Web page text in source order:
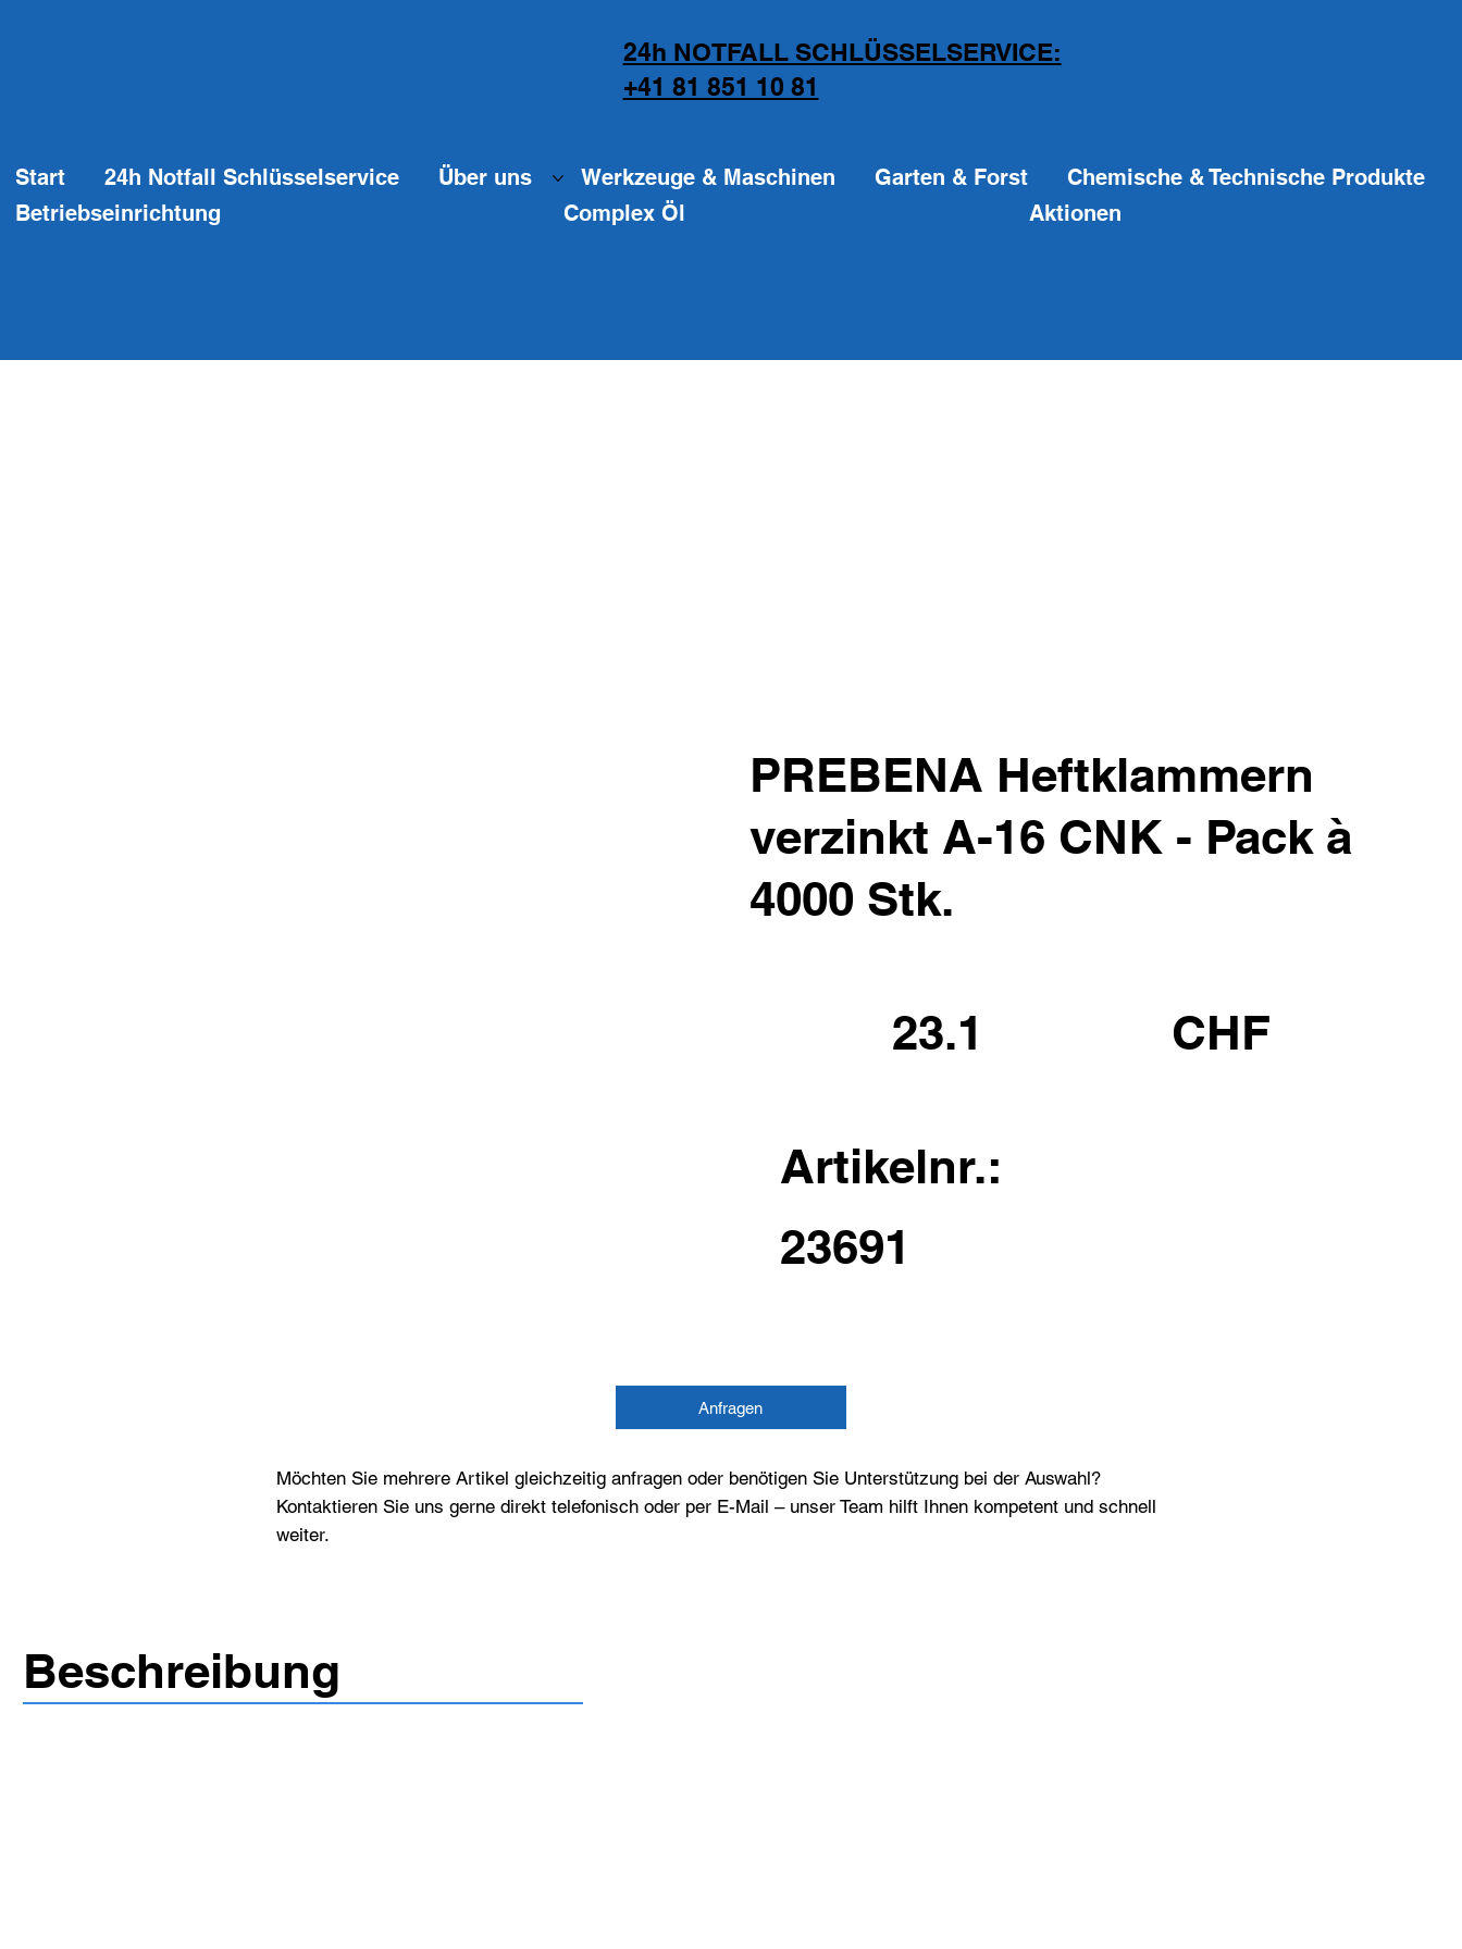
24h NOTFALL SCHLÜSSELSERVICE:
+41 81 851 10 81
Start 24h Notfall Schlüsselservice Über uns Werkzeuge & Maschinen Garten & Forst
Chemische & Technische Produkte
Betriebseinrichtung
Complex Öl Aktionen
PREBENA Heftklammern
verzinkt A-16 CNK - Pack à
4000 Stk.
23.1 CHF
Artikelnr.:
23691
Anfragen
Möchten Sie mehrere Artikel gleichzeitig anfragen oder benötigen Sie Unterstützung bei der Auswahl?
Kontaktieren Sie uns gerne direkt telefonisch oder per E-Mail – unser Team hilft Ihnen kompetent und schnell
weiter.
Beschreibung